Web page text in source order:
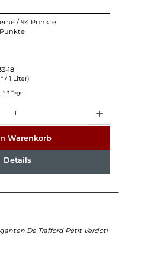
/ 94 Punkte
18
/ 1 Liter)
3 Tage
Warenkorb
Details
De Trafford Petit Verdot!